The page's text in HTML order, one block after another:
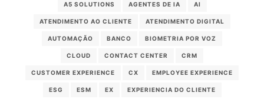
A5 SOLUTIONS AGENTES DE IA AI
ATENDIMENTO AO CLIENTE ATENDIMENTO DIGITAL
AUTOMAÇÃO BANCO BIOMETRIA POR VOZ
CLOUD CONTACT CENTER CRM
CUSTOMER EXPERIENCE CX EMPLOYEE EXPERIENCE
ESG ESM EX EXPERIENCIA DO CLIENTE